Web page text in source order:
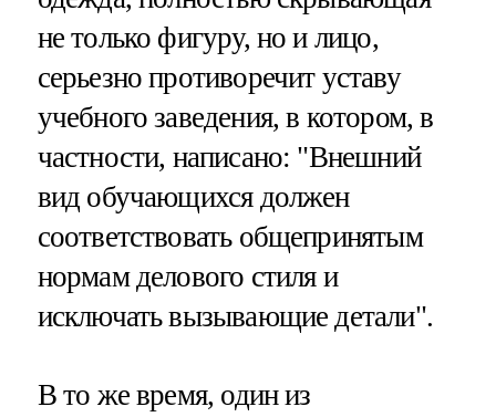
не только фигуру, но и лицо,
серьезно противоречит уставу
учебного заведения, в котором, в
частности, написано: "Внешний
вид обучающихся должен
соответствовать общепринятым
нормам делового стиля и
исключать вызывающие детали".
В то же время, один из